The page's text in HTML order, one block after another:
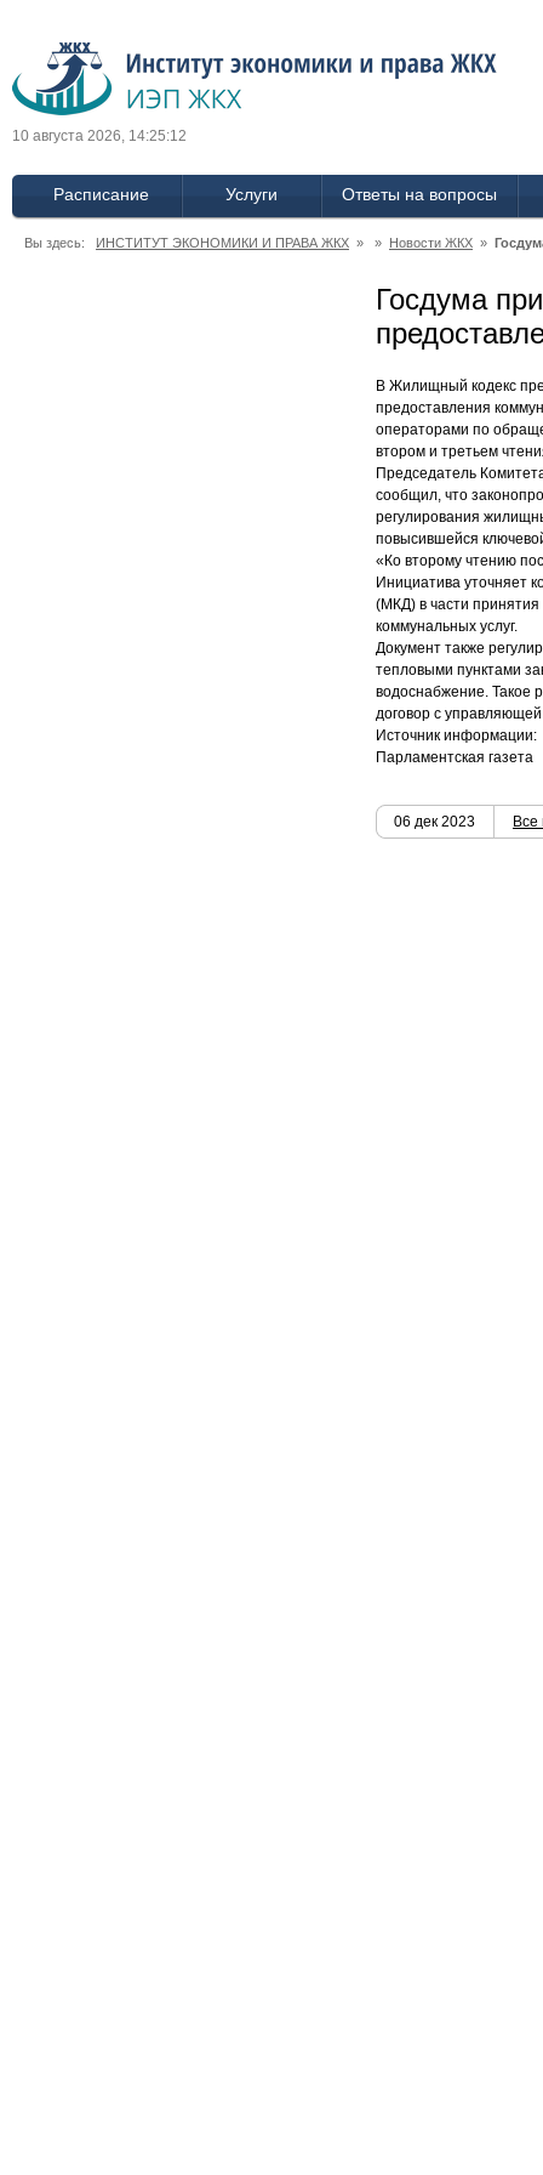
10 августа 2026, 14:25:12
Расписание Услуги Ответы на вопросы
Вы здесь: ИНСТИТУТ ЭКОНОМИКИ И ПРАВА ЖКХ » » Новости ЖКХ »
Госдума
В Жилищный кодекс
предоставления
операторами по
втором и третьем
Председатель
сообщил, что
регулирования
повысившейся
«Ко второму чтению
Инициатива уточняет
(МКД) в части
коммунальных услуг.
Документ также
тепловыми пунктами
водоснабжение. Такое
договор с
Источник информации:
Парламентская газета
06 дек 2023 Все